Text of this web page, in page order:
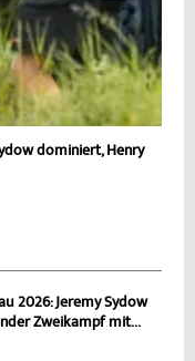
dominiert, Henry
2026: Jeremy Sydow
Zweikampf mit...